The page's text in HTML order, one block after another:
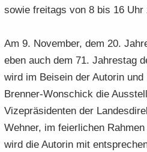
sowie frei­tags von 8 bis 16 Uhr
Am 9. No­vem­ber, dem 20.
eben auch dem 71. Jah­res­tag
wird im Bei­sein der Au­torin
Brenner-​Wonschick die
Vi­ze­prä­si­den­ten der
Weh­ner, im fei­er­li­chen
wird die Au­torin mit